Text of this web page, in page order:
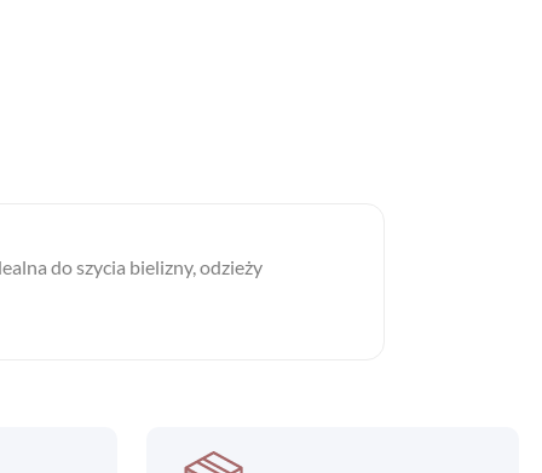
do szycia bielizny, odzieży